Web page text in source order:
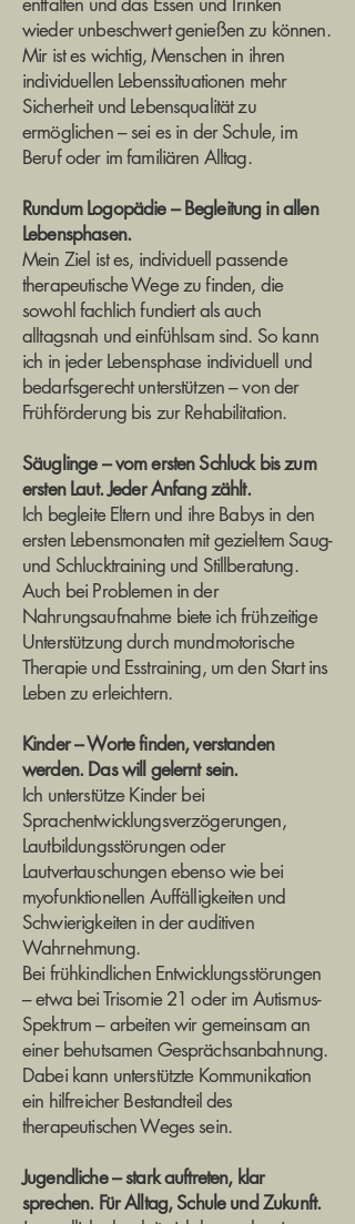
wieder unbeschwert genießen zu können.
Mir ist es wichtig, Menschen in ihren
individuellen Lebenssituationen mehr
Sicherheit und Lebensqualität zu
ermöglichen – sei es in der Schule, im
Beruf oder im familiären Alltag.
Rundum Logopädie – Begleitung in allen
Lebensphasen.
Mein Ziel ist es, individuell passende
therapeutische Wege zu finden, die
sowohl fachlich fundiert als auch
alltagsnah und einfühlsam sind. So kann
ich in jeder Lebensphase individuell und
bedarfsgerecht unterstützen – von der
Frühförderung bis zur Rehabilitation.
Säuglinge – vom ersten Schluck bis zum
ersten Laut. Jeder Anfang zählt.
Ich begleite Eltern und ihre Babys in den
ersten Lebensmonaten mit gezieltem Saug-
und Schlucktraining und Stillberatung.
Auch bei Problemen in der
Nahrungsaufnahme biete ich frühzeitige
Unterstützung durch mundmotorische
Therapie und Esstraining, um den Start ins
Leben zu erleichtern.
Kinder – Worte finden, verstanden
werden. Das will gelernt sein.
Ich unterstütze Kinder bei
Sprachentwicklungsverzögerungen,
Lautbildungsstörungen oder
Lautvertauschungen ebenso wie bei
myofunktionellen Auffälligkeiten und
Schwierigkeiten in der auditiven
Wahrnehmung.
Bei frühkindlichen Entwicklungsstörungen
– etwa bei Trisomie 21 oder im Autismus-
Spektrum – arbeiten wir gemeinsam an
einer behutsamen Gesprächsanbahnung.
Dabei kann unterstützte Kommunikation
ein hilfreicher Bestandteil des
therapeutischen Weges sein.
Jugendliche – stark auftreten, klar
sprechen. Für Alltag, Schule und Zukunft.